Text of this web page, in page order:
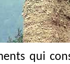
qui